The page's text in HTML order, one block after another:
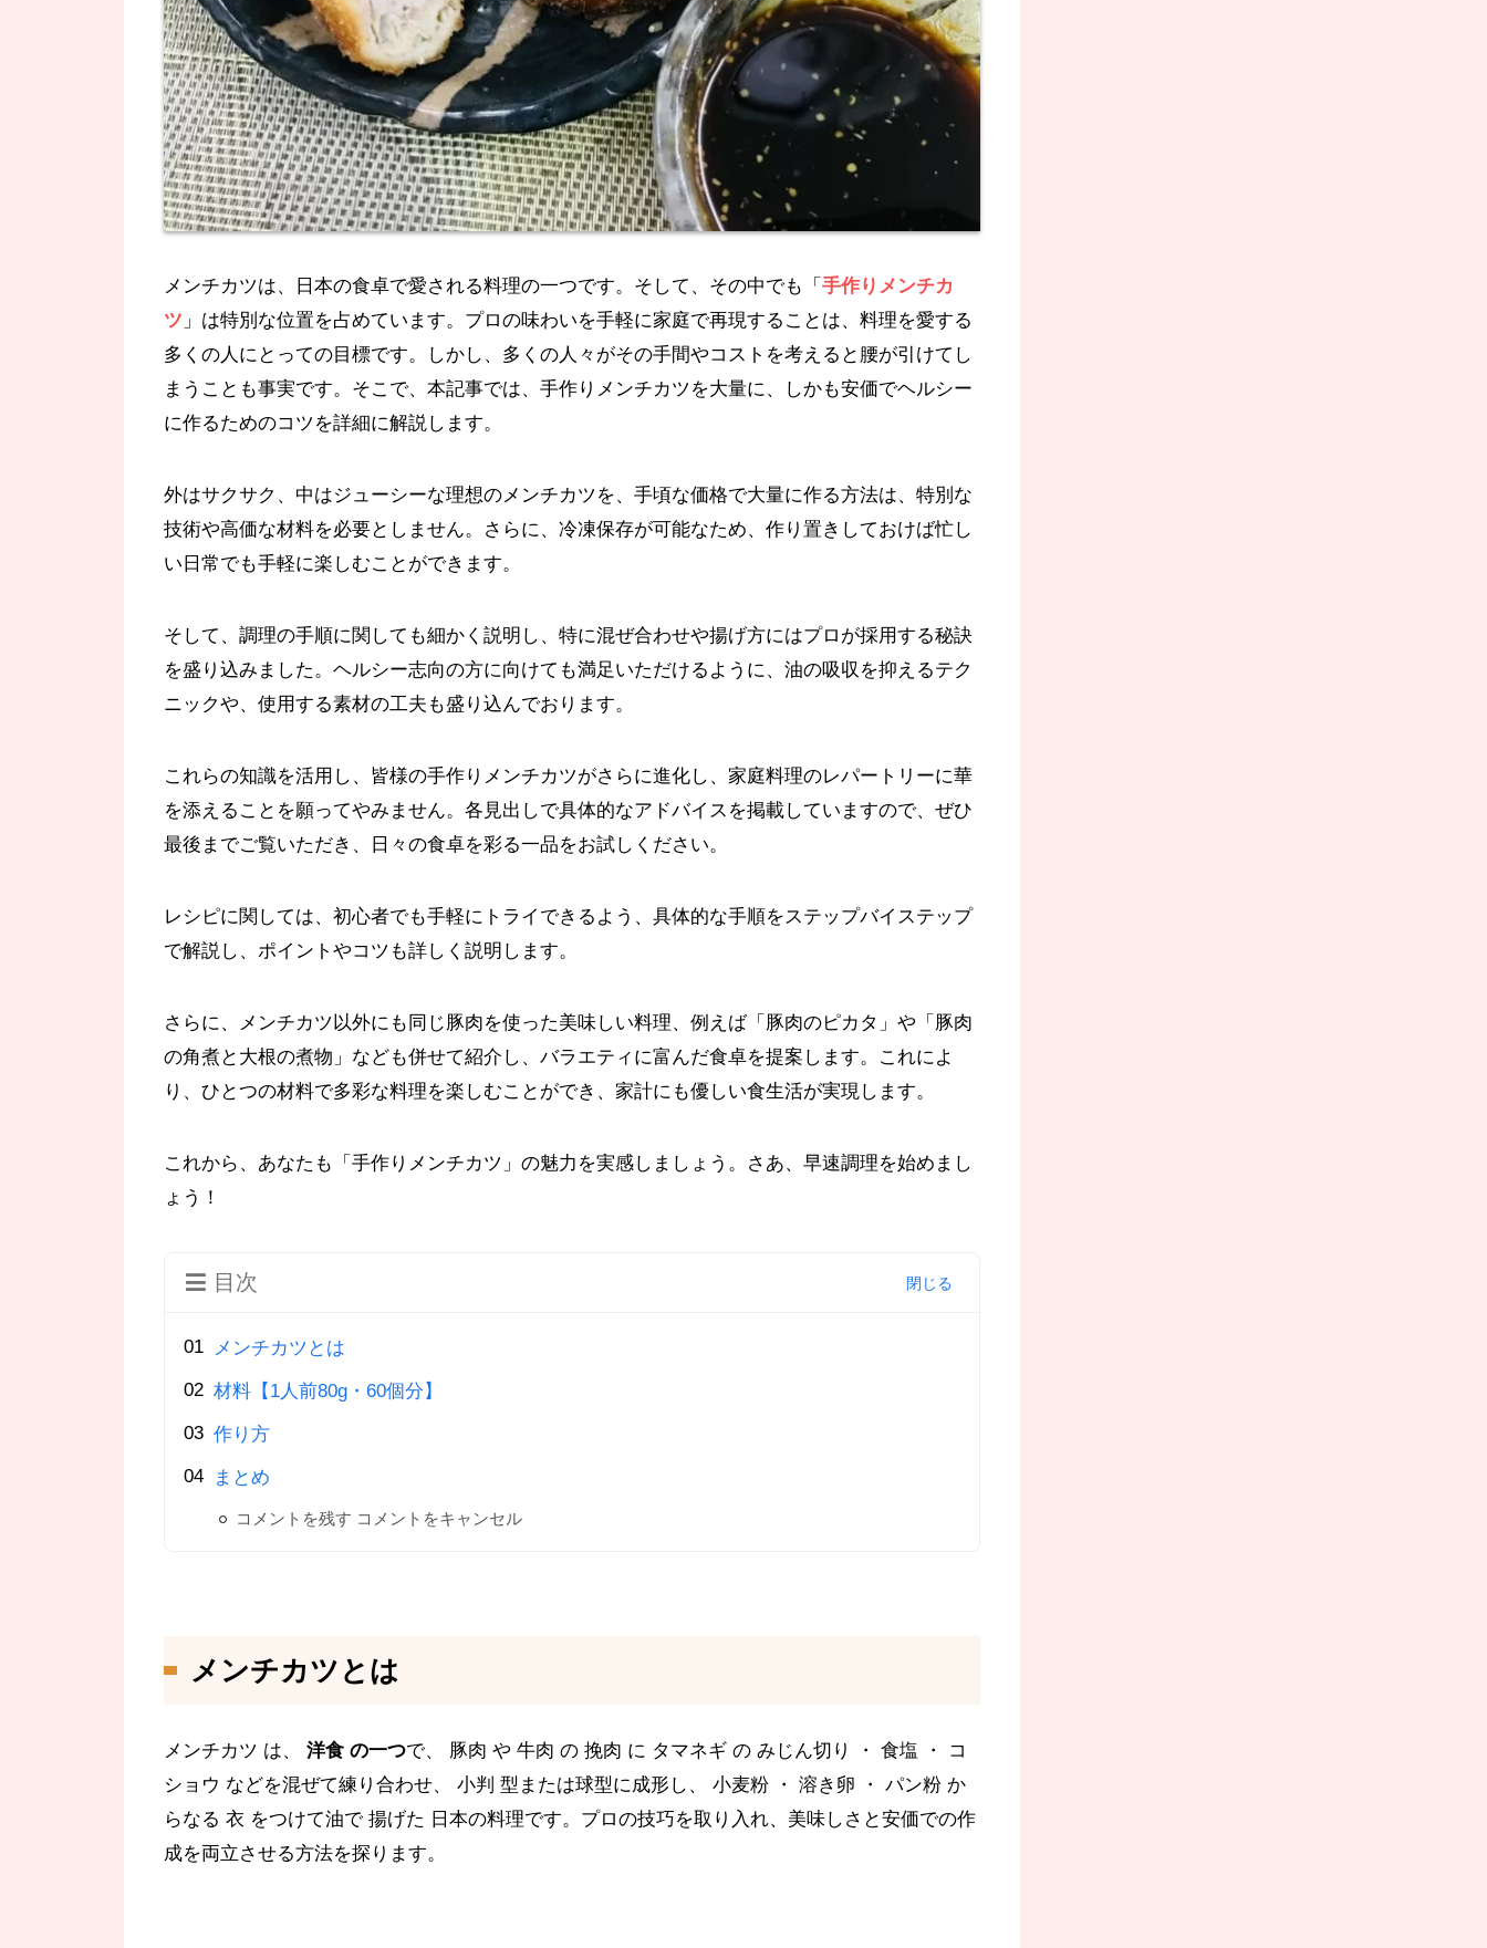
メンチカツは、日本の食卓で愛される料理の一つです。そして、その中でも「 手作りメンチカ
ツ 」は特別な位置を占めています。プロの味わいを手軽に家庭で再現することは、料理を愛する
多くの人にとっての目標です。しかし、多くの人々がその手間やコストを考えると腰が引けてし
まうことも事実です。そこで、本記事では、手作りメンチカツを大量に、しかも安価でヘルシー
に作るためのコツを詳細に解説します。
外はサクサク、中はジューシーな理想のメンチカツを、手頃な価格で大量に作る方法は、特別な
技術や高価な材料を必要としません。さらに、冷凍保存が可能なため、作り置きしておけば忙し
い日常でも手軽に楽しむことができます。
そして、調理の手順に関しても細かく説明し、特に混ぜ合わせや揚げ方にはプロが採用する秘訣
を盛り込みました。ヘルシー志向の方に向けても満足いただけるように、油の吸収を抑えるテク
ニックや、使用する素材の工夫も盛り込んでおります。
これらの知識を活用し、皆様の手作りメンチカツがさらに進化し、家庭料理のレパートリーに華
を添えることを願ってやみません。各見出しで具体的なアドバイスを掲載していますので、ぜひ
最後までご覧いただき、日々の食卓を彩る一品をお試しください。
レシピに関しては、初心者でも手軽にトライできるよう、具体的な手順をステップバイステップ
で解説し、ポイントやコツも詳しく説明します。
さらに、メンチカツ以外にも同じ豚肉を使った美味しい料理、例えば「豚肉のピカタ」や「豚肉
の角煮と大根の煮物」なども併せて紹介し、バラエティに富んだ食卓を提案します。これによ
り、ひとつの材料で多彩な料理を楽しむことができ、家計にも優しい食生活が実現します。
これから、あなたも「手作りメンチカツ」の魅力を実感しましょう。さあ、早速調理を始めまし
ょう！
目次
メンチカツとは
材料【1人前80g・60個分】
作り方
まとめ
コメントを残す コメントをキャンセル
メンチカツとは
メンチカツ は、 洋食 の一つで、 豚肉 や 牛肉 の 挽肉 に タマネギ の みじん切り ・ 食塩 ・ コ
ショウ などを混ぜて練り合わせ、 小判 型または球型に成形し、 小麦粉 ・ 溶き卵 ・ パン粉 か
らなる 衣 をつけて油で 揚げた 日本の料理です。プロの技巧を取り入れ、美味しさと安価での作
成を両立させる方法を探ります。